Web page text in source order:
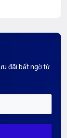
đãi bất ngờ từ